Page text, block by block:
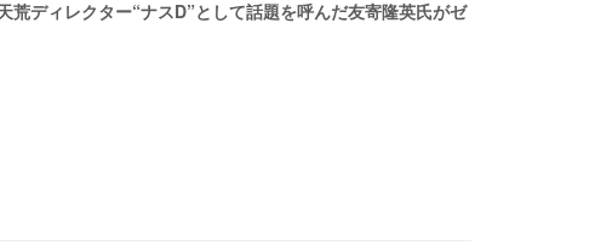
ディレクター“ナスD”として話題を呼んだ友寄隆英氏がゼ